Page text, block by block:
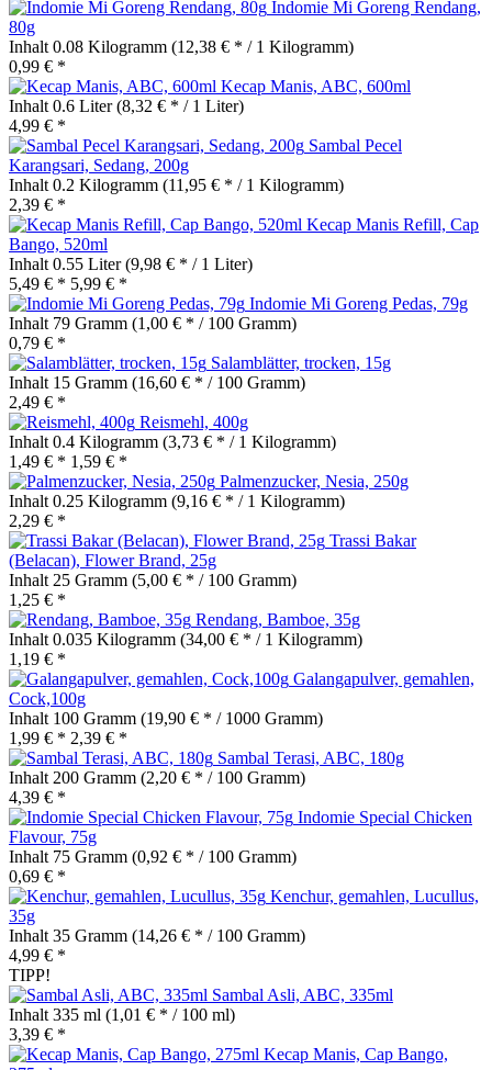
Indomie Mi Goreng Rendang,
80g
Inhalt 0.08 Kilogramm (12,38 € * / 1 Kilogramm)
0,99 € *
Kecap Manis, ABC, 600ml
Inhalt 0.6 Liter(8,32 € * / 1 Liter)
4,99 € *
Sambal Pecel
Karangsari, Sedang, 200g
Inhalt 0.2 Kilogramm (11,95 € * / 1 Kilogramm)
2,39 € *
Kecap Manis Refill, Cap
Bango, 520ml
Inhalt 0.55 Liter(9,98 € * / 1 Liter)
5,49 € * 5,99 € *
Indomie Mi Goreng Pedas, 79g
Inhalt 79 Gramm (1,00 € * / 100 Gramm)
0,79 € *
Salamblätter, trocken, 15g
Inhalt 15 Gramm (16,60 € * / 100 Gramm)
2,49 € *
Reismehl, 400g
Inhalt 0.4 Kilogramm (3,73 € * / 1 Kilogramm)
1,49 € * 1,59 € *
Palmenzucker, Nesia, 250g
Inhalt 0.25 Kilogramm (9,16 € * / 1 Kilogramm)
2,29 € *
Trassi Bakar
(Belacan), Flower Brand, 25g
Inhalt 25 Gramm (5,00 € * / 100 Gramm)
1,25 € *
Rendang, Bamboe, 35g
Inhalt 0.035 Kilogramm (34,00 € * / 1 Kilogramm)
1,19 € *
Galangapulver, gemahlen,
Cock,100g
Inhalt 100 Gramm (19,90 € * / 1000 Gramm)
1,99 € * 2,39 € *
Sambal Terasi, ABC, 180g
Inhalt 200 Gramm (2,20 € * / 100 Gramm)
4,39 € *
Indomie Special Chicken
Flavour, 75g
Inhalt 75 Gramm (0,92 € * / 100 Gramm)
0,69 € *
Kenchur, gemahlen, Lucullus,
35g
Inhalt 35 Gramm (14,26 € * / 100 Gramm)
4,99 € *
TIPP!
Sambal Asli, ABC, 335ml
Inhalt 335 ml (1,01 € * / 100 ml)
3,39 € *
Kecap Manis, Cap Bango,